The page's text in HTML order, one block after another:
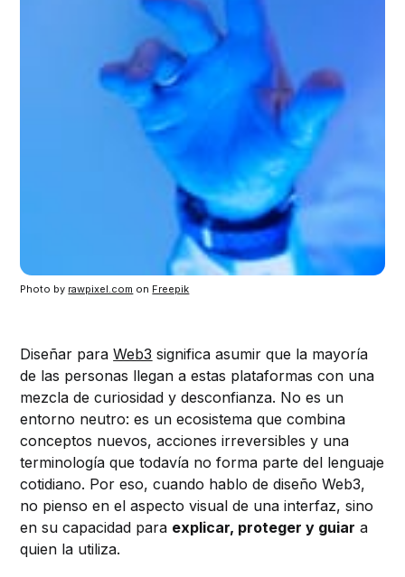
Photo by rawpixel.com on Freepik
Diseñar paraWeb3 significa asumir que la mayoría
de las personas llegan a estas plataformas con una
mezcla de curiosidad y desconfianza. No es un
entorno neutro: es un ecosistema que combina
conceptos nuevos, acciones irreversibles y una
terminología que todavía no forma parte del lenguaje
cotidiano. Por eso, cuando hablo de diseño Web3,
no pienso en el aspecto visual de una interfaz, sino
en su capacidad para explicar, proteger y guiar a
quien la utiliza.